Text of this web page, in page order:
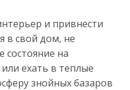
и привнести
в свой дом, не
состояние на
ехать в теплые
знойных базаров